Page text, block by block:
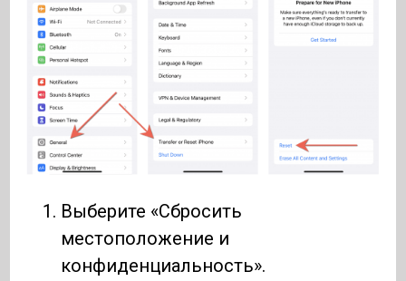
Выберите «Сбросить
местоположение и
конфиденциальность».